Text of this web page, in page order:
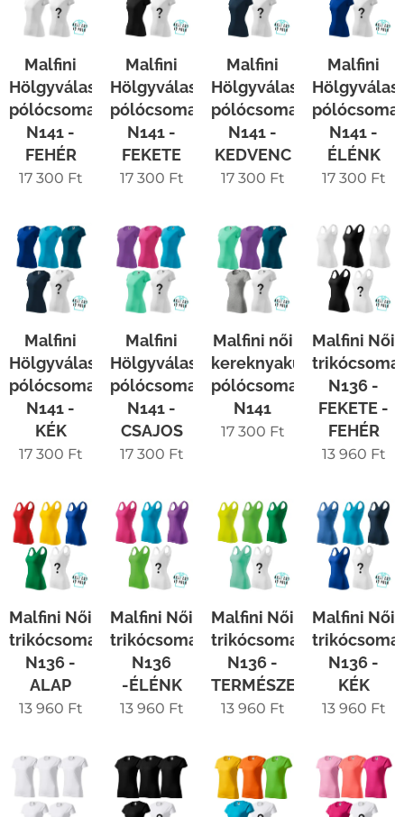
Malfini
Hölgyválasz
pólócsomag
N141 -
FEHÉR
17 300 Ft
Malfini
Hölgyválasz
pólócsomag
N141 -
FEKETE
17 300 Ft
Malfini
Hölgyválasz
pólócsomag
N141 -
KEDVENC
17 300 Ft
Malfini
N141 -
ÉLÉNK
17 300 Ft
Malfini
Hölgyválasz
pólócsomag
N141 -
KÉK
17 300 Ft
Malfini
Hölgyválasz
pólócsomag
N141 -
CSAJOS
17 300 Ft
Malfini női
kereknyakú
pólócsomag
N141
17 300 Ft
Malfini Női
N136 -
FEKETE -
FEHÉR
13 960 Ft
Malfini Női
trikócsomag
N136 -
ALAP
13 960 Ft
Malfini Női
trikócsomag
N136
-ÉLÉNK
13 960 Ft
Malfini Női
trikócsomag
N136 -
TERMÉSZET
13 960 Ft
Malfini Női
N136 -
KÉK
13 960 Ft